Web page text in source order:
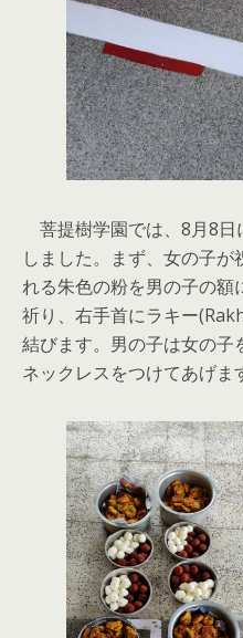
菩提樹学園では、8月8日
しました。まず、女の子
れる朱色の粉を男の子の額
祈り、右手首にラキー
結びます。男の子は女の子
ネックレスをつけてあげま